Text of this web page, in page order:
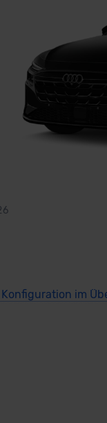
Konfiguration im